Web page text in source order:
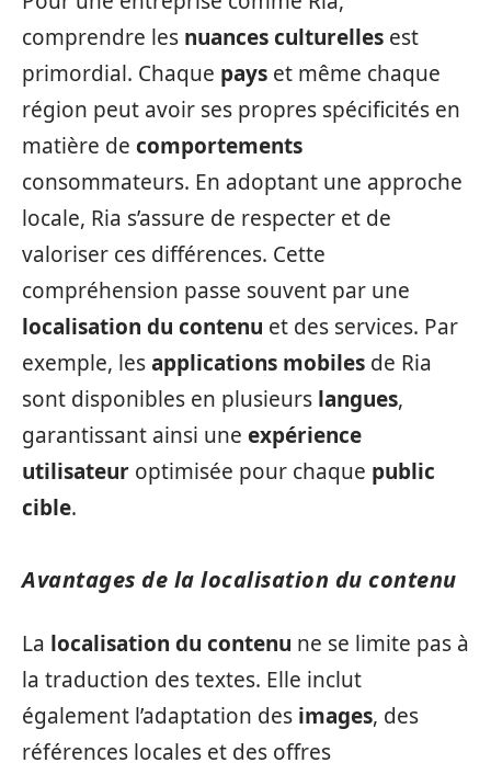
comprendre les nuances culturelles est
primordial. Chaque pays et même chaque
région peut avoir ses propres spécificités en
matière de comportements
consommateurs. En adoptant une approche
locale, Ria s’assure de respecter et de
valoriser ces différences. Cette
compréhension passe souvent par une
localisation du contenu et des services. Par
exemple, lesapplications mobiles de Ria
sont disponibles en plusieurs langues,
garantissant ainsi une expérience
utilisateur optimisée pour chaque public
cible.
Avantages de la localisation du contenu
La localisation du contenu ne se limite pas à
la traduction des textes. Elle inclut
également l’adaptation des images, des
références locales et des offres